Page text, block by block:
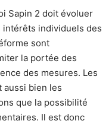
Sapin 2 doit évoluer
individuels des
sont
la portée des
des mesures. Les
bien les
que la possibilité
Il est donc